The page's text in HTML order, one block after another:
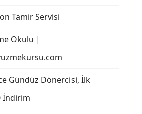
Tamir Servisi
Okulu |
Gündüz Dönercisi, İlk
İndirim